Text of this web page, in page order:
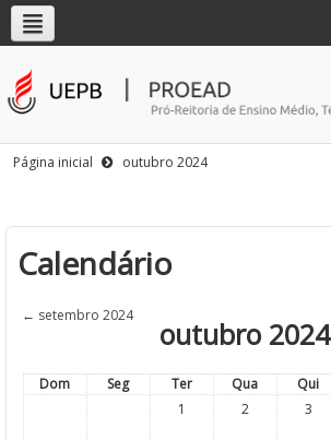
Página inicial outubro 2024
Calendário
← setembro 2024
outubro 2024
Dom Seg Ter Qua Qui
1
2 3